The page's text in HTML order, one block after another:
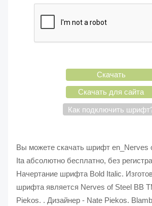
Скачать
Скачать для сайта
Как подключить
Вы можете скачать шрифт en_Nerves
Ita абсолютно бесплатно, без
Начертание шрифта Bold Italic.
шрифта является Nerves of Steel BB
Piekos. . Дизайнер - Nate Piekos.